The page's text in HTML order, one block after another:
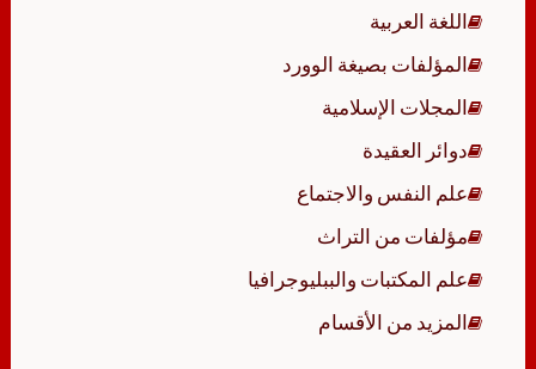
اللغة العربية
المؤلفات بصيغة الوورد
المجلات الإسلامية
دوائر العقيدة
علم النفس والاجتماع
مؤلفات من التراث
علم المكتبات والببليوجرافيا
المزيد من الأقسام